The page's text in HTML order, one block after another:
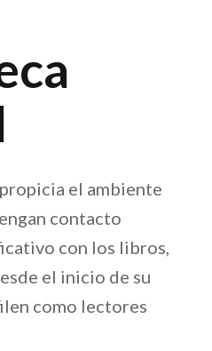
el ambiente
contacto
con los libros,
el inicio de su
como lectores